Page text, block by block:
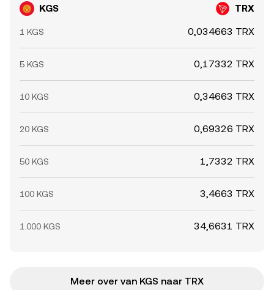
KGS TRX
1 KGS 0,034663 TRX
5 KGS 0,17332 TRX
10 KGS 0,34663 TRX
20 KGS 0,69326 TRX
50 KGS 1,7332 TRX
100 KGS 3,4663 TRX
1.000 KGS 34,6631 TRX
Meer over van KGS naar TRX